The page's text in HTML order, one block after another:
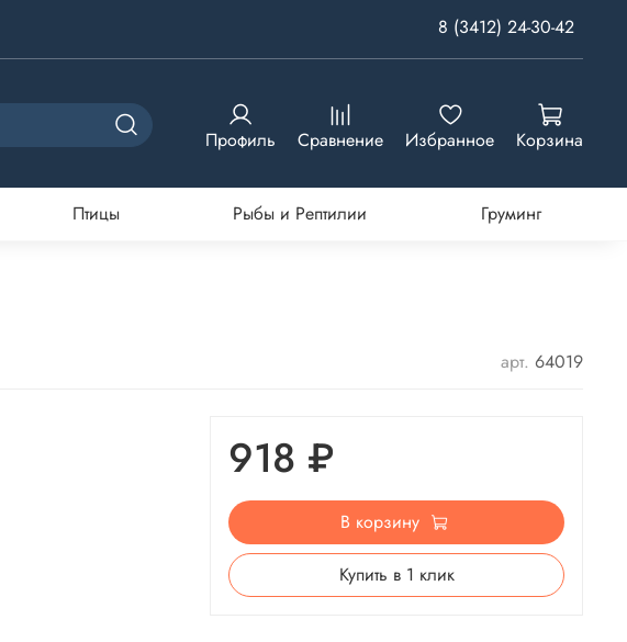
8 (3412) 24-30-42
Профиль Сравнение Избранное Корзина
Птицы Рыбы и Рептилии Груминг
арт. 64019
918 ₽
В корзину
Купить в 1 клик